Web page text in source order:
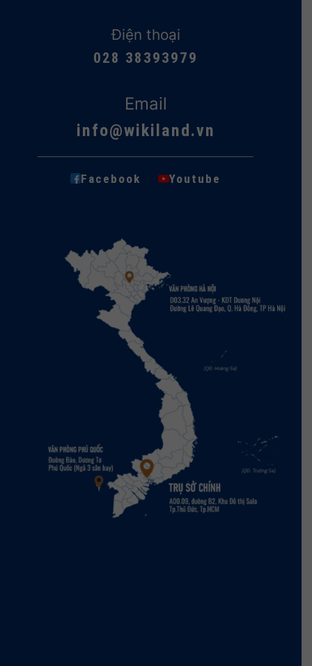
Điện thoại
028 38393979
Email
info@wikiland.vn
Facebook · Youtube